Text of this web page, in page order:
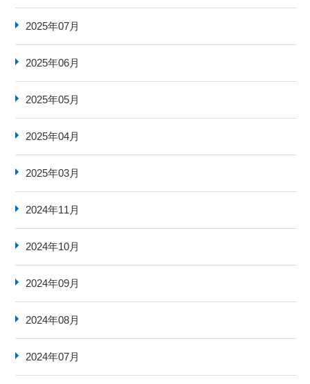
2025年07月
2025年06月
2025年05月
2025年04月
2025年03月
2024年11月
2024年10月
2024年09月
2024年08月
2024年07月